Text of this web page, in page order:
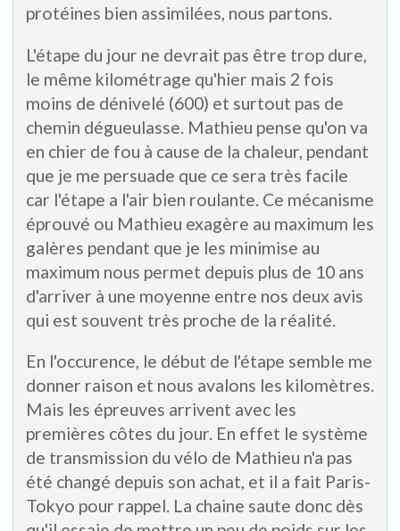
protéines bien assimilées, nous partons.
L'étape du jour ne devrait pas être trop dure,
le même kilométrage qu'hier mais 2 fois
moins de dénivelé (600) et surtout pas de
chemin dégueulasse. Mathieu pense qu'on va
en chier de fou à cause de la chaleur, pendant
que je me persuade que ce sera très facile
car l'étape a l'air bien roulante. Ce mécanisme
éprouvé ou Mathieu exagère au maximum les
galères pendant que je les minimise au
maximum nous permet depuis plus de 10 ans
d'arriver à une moyenne entre nos deux avis
qui est souvent très proche de la réalité.
En l'occurence, le début de l'étape semble me
donner raison et nous avalons les kilomètres.
Mais les épreuves arrivent avec les
premières côtes du jour. En effet le système
de transmission du vélo de Mathieu n'a pas
été changé depuis son achat, et il a fait Paris-
Tokyo pour rappel. La chaine saute donc dès